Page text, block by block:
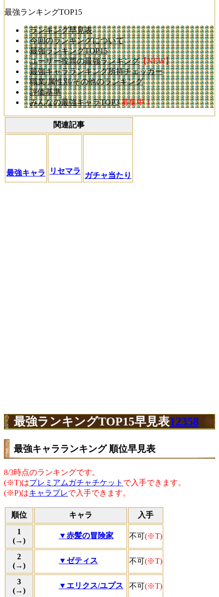
最強ランキングTOP15
ランキング早見表
今回のランキングについて
最強ランキングTOP15
ユーザー投票の最強ランキング【NEW】
最強キャラランキング所持チェッカー
職業/属性別/その他のランキング
評価基準
みんなの最強キャラTOP3 募集中！
関連記事
最強キャラ リセマラ
ガチャ当たり
最強ランキングTOP15早見表12358
最強キャラランキング 順位早見表
8/3時点のランキングです。
(※T)はプレミアムガチャチケット で入手できます。
(※P)はキャラプレで入手できます。
順位 キャラ
入手
1
(→)
▼赤髪の冒険家 不可(※T)
2
(→)
▼ゼティス 不可(※T)
3
(→)
▼エリクス/ユプス 不可(※T)